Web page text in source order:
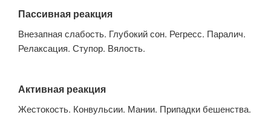
Пассивная реакция
Внезапная слабость. Глубокий сон. Регресс. Паралич.
Релаксация. Ступор. Вялость.
Активная реакция
Жестокость. Конвульсии. Мании. Припадки бешенства.